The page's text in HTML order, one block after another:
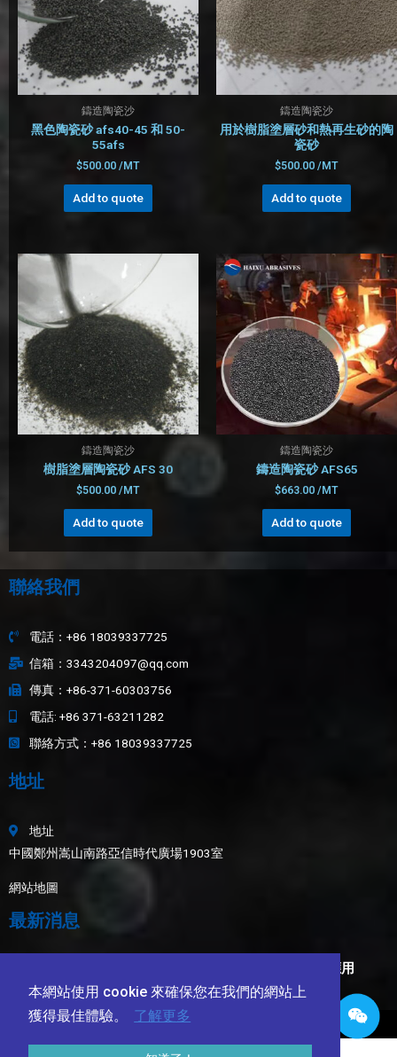
本網站使用 cookie 來確保您在我們的網站上
獲得最佳體驗。
了解更多
鑄造陶瓷沙
黑色陶瓷砂 afs40-45 和 50-
55afs
$500.00 /MT
Add to quote
鑄造陶瓷沙
用於樹脂塗層砂和熱再生砂的陶
瓷砂
$500.00 /MT
Add to quote
鑄造陶瓷沙
樹脂塗層陶瓷砂 AFS 30
$500.00 /MT
Add to quote
鑄造陶瓷沙
鑄造陶瓷砂 AFS65
$663.00 /MT
Add to quote
聯絡我們
電話：+86 18039337725
信箱：3343204097@qq.com
傳真：+86-371-60303756
電話: +86 371-63211282
聯絡方式：+86 18039337725
地址
地址
中國鄭州嵩山南路亞信時代廣場1903室
網站地圖
最新消息
白剛玉、綠色碳化矽、黑碳化矽、陶瓷珠在耐磨塗層的應用
陶瓷鑄造砂技術資料表
© 2009-2025 鄭州海旭磨料磨俱股份有限公司 版權所有